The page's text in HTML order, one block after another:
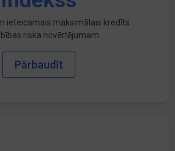
ieteicamais maksimālais kredīts
riska novērtējumam
Pārbaudīt